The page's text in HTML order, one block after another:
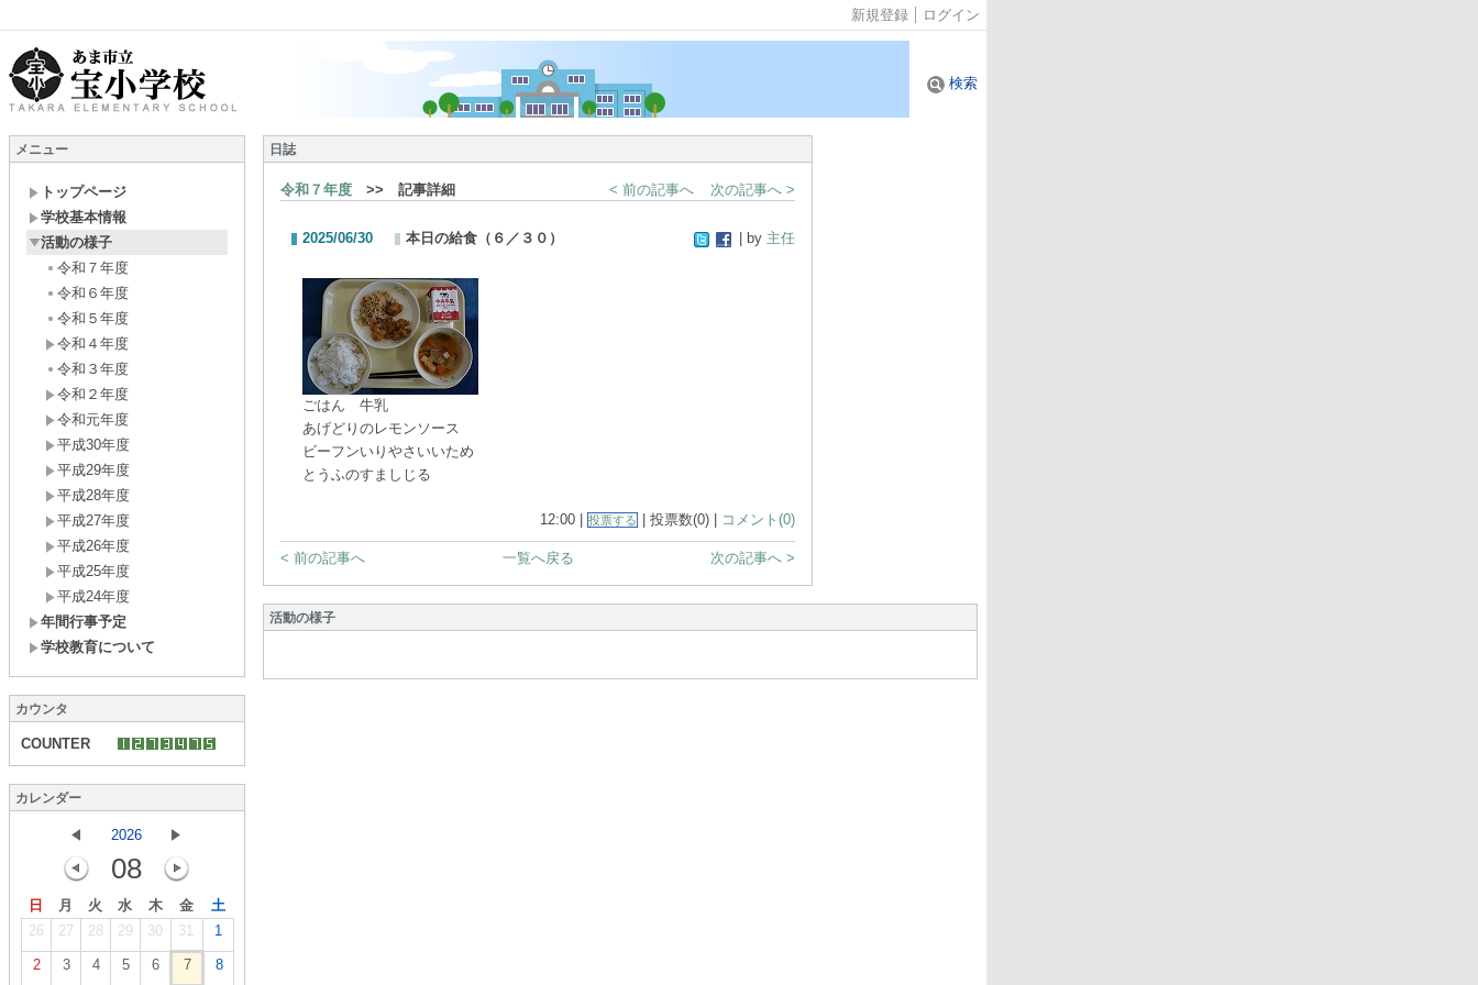
新規登録 ログイン
検索
メニュー
トップページ
学校基本情報
活動の様子
令和７年度
令和６年度
令和５年度
令和４年度
令和３年度
令和２年度
令和元年度
平成30年度
平成29年度
平成28年度
平成27年度
平成26年度
平成25年度
平成24年度
年間行事予定
学校教育について
カウンタ
COUNTER
カレンダー
2026
08
日 月 火 水 木 金
土
26
27 28 29 30 31 1
2 3 4 5 6 7 8
日誌
令和７年度 >> 記事詳細 < 前の記事へ 次の記事へ >
2025/06/30 本日の給食（６／３０） | by 主任
ごはん 牛乳
あげどりのレモンソース
ビーフンいりやさいいため
とうふのすましじる
12:00 | 投票する | 投票数(0) | コメント(0)
< 前の記事へ 次の記事へ >
一覧へ戻る
活動の様子